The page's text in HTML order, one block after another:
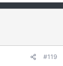
#119